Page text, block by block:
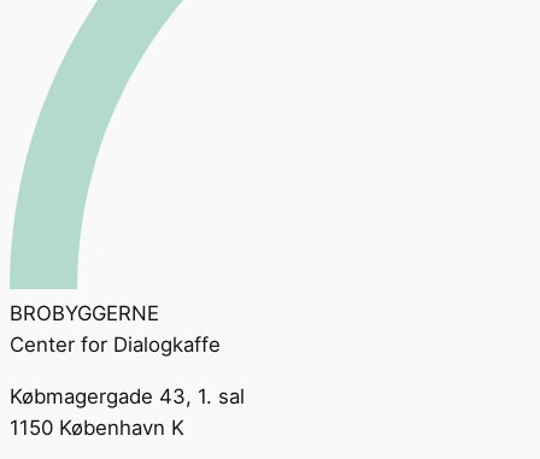
BROBYGGERNE
Center for Dialogkaffe
Købmagergade 43, 1. sal
1150 København K